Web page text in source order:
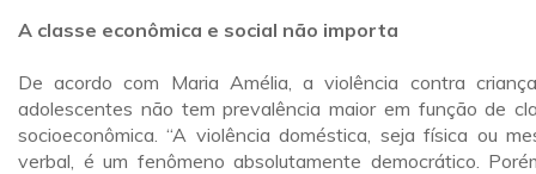
A classe econômica e social não importa
De acordo com Maria Amélia, a violência contra
adolescentes não tem prevalência maior em função de
socioeconômica. “A violência doméstica, seja física ou
verbal, é um fenômeno absolutamente democrático.